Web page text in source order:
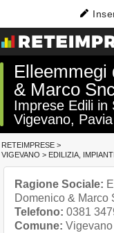
Elleemmegi
& Marco
Imprese Edili in
Vigevano,
RETEIMPRESE >
VIGEVANO > EDILIZIA,
Ragione Sociale:
Domenico & Marco
Telefono: 0381
Comune: Vigevano